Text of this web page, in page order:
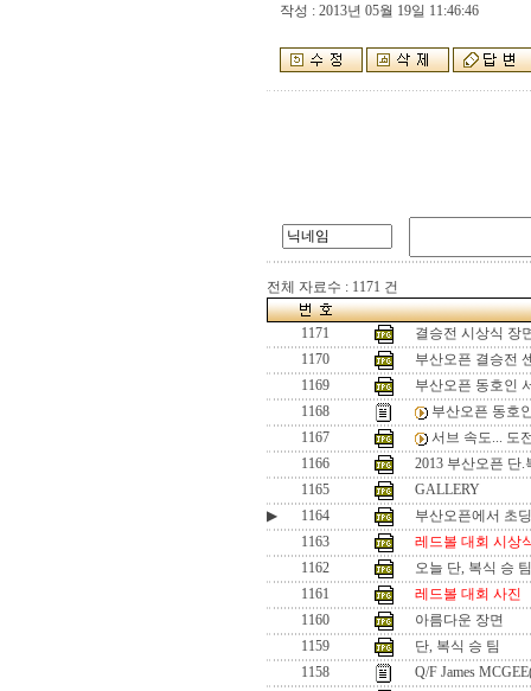
작성 : 2013년 05월 19일 11:46:46
전체 자료수 : 1171 건
1171
결승전 시상식 장
1170
부산오픈 결승전
1169
부산오픈 동호인
1168
부산오픈 동호
1167
서브 속도... 도
1166
2013 부산오픈 단
1165
GALLERY
▶
1164
부산오픈에서 초
1163
레드볼 대회 시상
1162
오늘 단, 복식 승 팀
1161
레드볼 대회 사진
1160
아름다운 장면
1159
단, 복식 승 팀
1158
Q/F James